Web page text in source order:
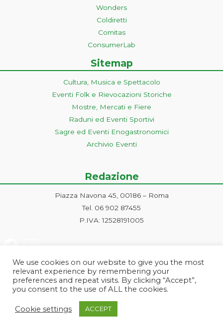
Wonders
Coldiretti
Comitas
ConsumerLab
Sitemap
Cultura, Musica e Spettacolo
Eventi Folk e Rievocazioni Storiche
Mostre, Mercati e Fiere
Raduni ed Eventi Sportivi
Sagre ed Eventi Enogastronomici
Archivio Eventi
Redazione
Piazza Navona 45, 00186 – Roma
Tel. 06 902 87455
P.IVA: 12528191005
Roma | PI e CF: 12528191005 | markonetsrl@pec.it |
We use cookies on our website to give you the most
relevant experience by remembering your
preferences and repeat visits. By clicking “Accept”,
you consent to the use of ALL the cookies.
Cookie settings ACCEPT